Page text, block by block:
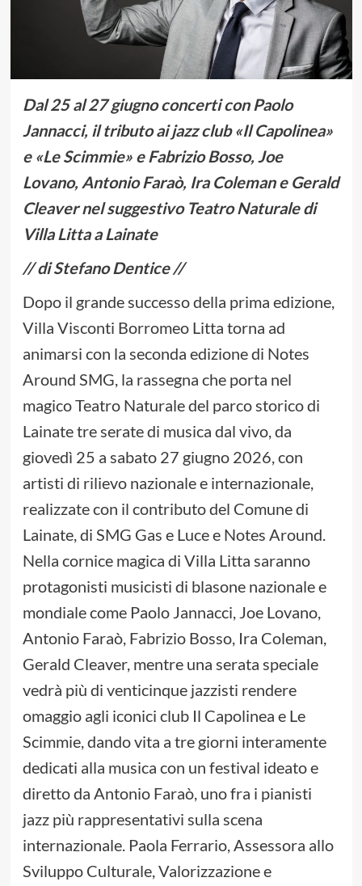
Dal 25 al 27 giugno concerti con Paolo
Jannacci, il tributo ai jazz club «Il Capolinea»
e «Le Scimmie» e Fabrizio Bosso, Joe
Lovano, Antonio Faraò, Ira Coleman e Gerald
Cleaver nel suggestivo Teatro Naturale di
Villa Litta a Lainate
// di Stefano Dentice //
Dopo il grande successo della prima edizione,
Villa Visconti Borromeo Litta torna ad
animarsi con la seconda edizione di Notes
Around SMG, la rassegna che porta nel
magico Teatro Naturale del parco storico di
Lainate tre serate di musica dal vivo, da
giovedì 25 a sabato 27 giugno 2026, con
artisti di rilievo nazionale e internazionale,
realizzate con il contributo del Comune di
Lainate, di SMG Gas e Luce e Notes Around.
Nella cornice magica di Villa Litta saranno
protagonisti musicisti di blasone nazionale e
mondiale come Paolo Jannacci, Joe Lovano,
Antonio Faraò, Fabrizio Bosso, Ira Coleman,
Gerald Cleaver, mentre una serata speciale
vedrà più di venticinque jazzisti rendere
omaggio agli iconici club Il Capolinea e Le
Scimmie, dando vita a tre giorni interamente
dedicati alla musica con un festival ideato e
diretto da Antonio Faraò, uno fra i pianisti
jazz più rappresentativi sulla scena
internazionale. Paola Ferrario, Assessora allo
Sviluppo Culturale, Valorizzazione e